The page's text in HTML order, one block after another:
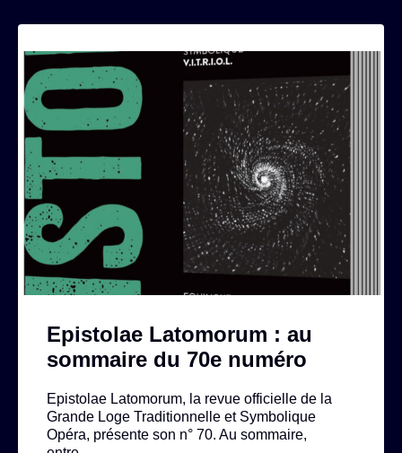
Epistolae Latomorum : au
sommaire du 70e numéro
Epistolae Latomorum, la revue officielle de la
Grande Loge Traditionnelle et Symbolique
Opéra, présente son n° 70. Au sommaire,